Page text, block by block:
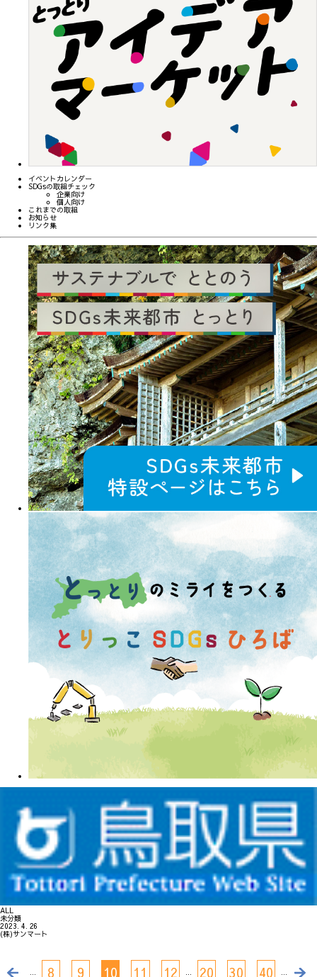
イベントカレンダー
SDGsの取組チェック
企業向け
個人向け
これまでの取組
お知らせ
リンク集
ALL
未分類
2023. 4. 26
(株)サンマート
... 8 9 10 11 12 ... 20 30 40 ...